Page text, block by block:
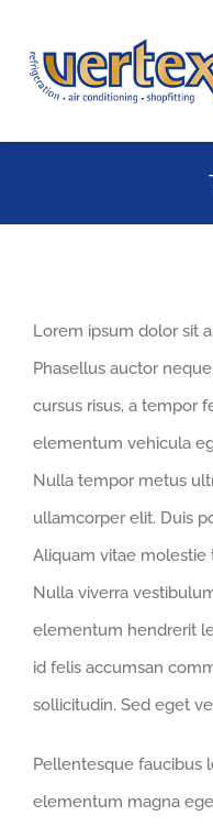
content
About Us
News
Contact Us
Lorem ipsum dolor sit
Phasellus auctor
cursus risus, a tempor
elementum vehicula
Nulla tempor metus
ullamcorper elit. Duis
Aliquam vitae molestie
Nulla viverra
elementum hendrerit
id felis accumsan
sollicitudin. Sed eget
Pellentesque faucibus
elementum magna